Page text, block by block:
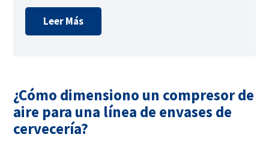
Leer Más
¿Cómo dimensiono un compresor de
aire para una línea de envases de
cervecería?